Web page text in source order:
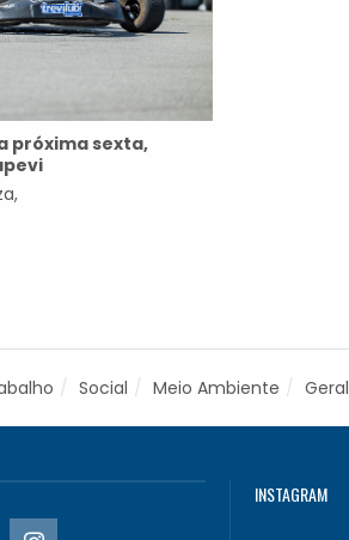
próxima sexta,
Social Meio Ambiente Geral
INSTAGRAM